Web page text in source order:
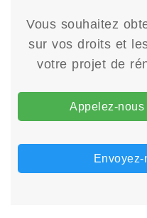
Vous souhaitez
sur vos droits et
votre projet de
Appelez-
Envoyez-